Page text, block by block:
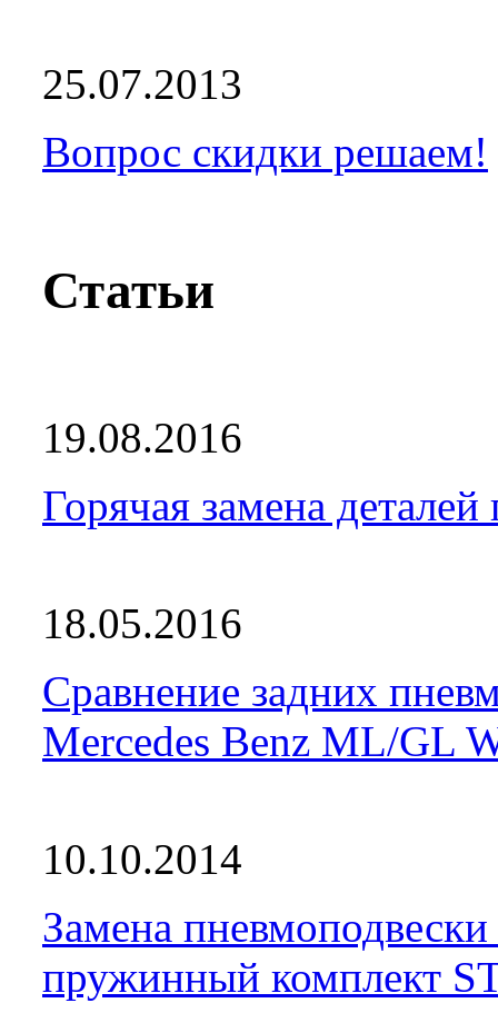
25.07.2013
Вопрос скидки решаем!
Статьи
19.08.2016
Горячая замена
18.05.2016
Сравнение задних
Mercedes Benz ML/GL
10.10.2014
Замена
пружинный комплект